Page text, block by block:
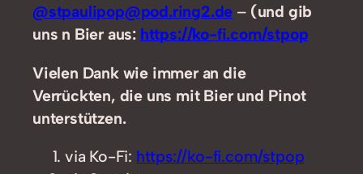
@stpaulipop@pod.ring2.de – (und gib
uns n Bier aus: https://ko-fi.com/stpop
Vielen Dank wie immer an die
Verrückten, die uns mit Bier und Pinot
unterstützen.
via Ko-Fi: https://ko-fi.com/stpop